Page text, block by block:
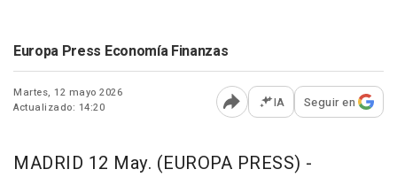
Europa Press Economía Finanzas
Martes, 12 mayo 2026
Actualizado: 14:20
Abrir opciones para
IA Seguir en
MADRID 12 May. (EUROPA PRESS) -